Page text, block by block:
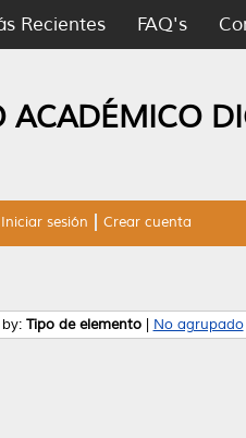
Recientes FAQ's
ACADÉMICO
Iniciar sesión Crear cuenta
Tipo de elemento| No agrupado